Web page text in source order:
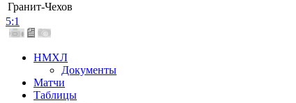
Гранит-Чехов
5:1
НМХЛ
Документы
Матчи
Таблицы